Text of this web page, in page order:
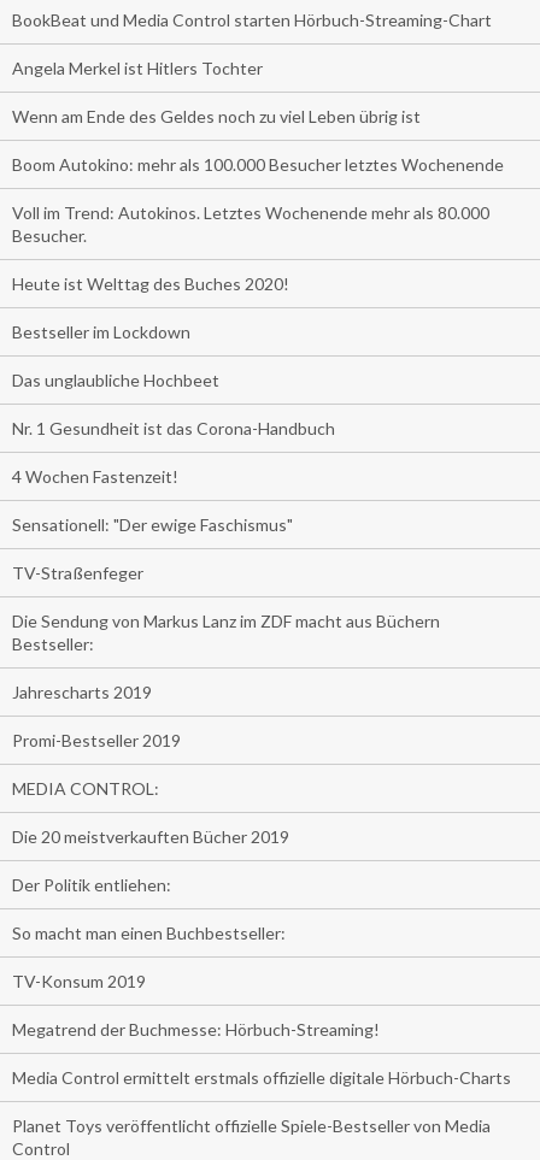
BookBeat und Media Control starten Hörbuch-Streaming-Chart
Angela Merkel ist Hitlers Tochter
Wenn am Ende des Geldes noch zu viel Leben übrig ist
Boom Autokino: mehr als 100.000 Besucher letztes Wochenende
Voll im Trend: Autokinos. Letztes Wochenende mehr als 80.000
Besucher.
Heute ist Welttag des Buches 2020!
Bestseller im Lockdown
Das unglaubliche Hochbeet
Nr. 1 Gesundheit ist das Corona-Handbuch
4 Wochen Fastenzeit!
Sensationell: "Der ewige Faschismus"
TV-Straßenfeger
Die Sendung von Markus Lanz im ZDF macht aus Büchern
Bestseller:
Jahrescharts 2019
Promi-Bestseller 2019
MEDIA CONTROL:
Die 20 meistverkauften Bücher 2019
Der Politik entliehen:
So macht man einen Buchbestseller:
TV-Konsum 2019
Megatrend der Buchmesse: Hörbuch-Streaming!
Media Control ermittelt erstmals offizielle digitale Hörbuch-Charts
Planet Toys veröffentlicht offizielle Spiele-Bestseller von Media
Control